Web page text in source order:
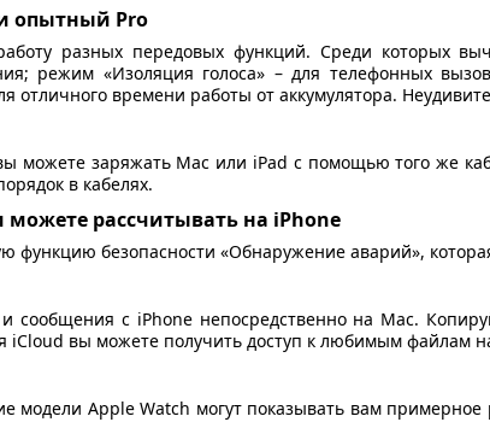
опытный Pro
разных передовых функций. Среди которых
режим «Изоляция голоса» – для телефонных
отличного времени работы от аккумулятора.
можете заряжать Mac или iPad с помощью того же
в кабелях.
рассчитывать на iPhone
функцию безопасности «Обнаружение аварий»,
сообщения с iPhone непосредственно на Mac.
iCloud вы можете получить доступ к любимым файлам
модели Apple Watch могут показывать вам